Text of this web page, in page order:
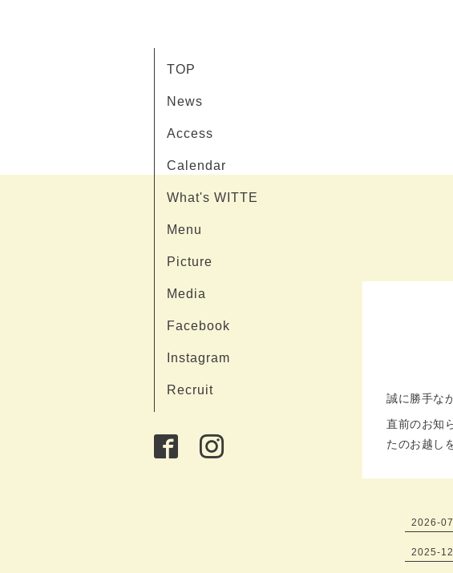
TOP
News
Access
Calendar
What's WITTE
Menu
Picture
Media
Facebook
Instagram
Recruit
誠に勝手な
直前のお知
たのお越し
2026-07
2025-12